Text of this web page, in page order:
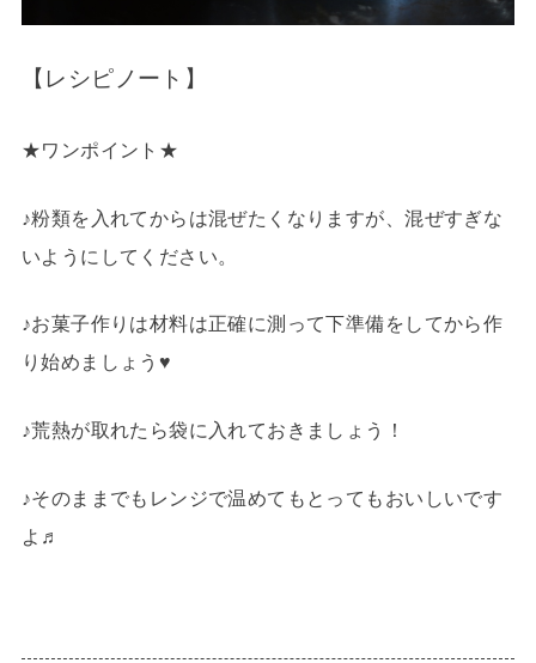
【レシピノート】
★ワンポイント★
♪粉類を入れてからは混ぜたくなりますが、混ぜすぎな
いようにしてください。
♪お菓子作りは材料は正確に測って下準備をしてから作
り始めましょう♥
♪荒熱が取れたら袋に入れておきましょう！
♪そのままでもレンジで温めてもとってもおいしいです
よ♬